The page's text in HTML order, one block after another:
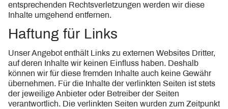
entsprechenden Rechtsverletzungen werden wir diese
Inhalte umgehend entfernen.
Haftung für Links
Unser Angebot enthält Links zu externen Websites Dritter,
auf deren Inhalte wir keinen Einfluss haben. Deshalb
können wir für diese fremden Inhalte auch keine Gewähr
übernehmen. Für die Inhalte der verlinkten Seiten ist stets
der jeweilige Anbieter oder Betreiber der Seiten
verantwortlich. Die verlinkten Seiten wurden zum Zeitpunkt